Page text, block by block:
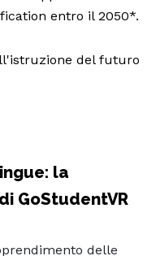
entro il 2050*.
del futuro
la
GoStudentVR
delle